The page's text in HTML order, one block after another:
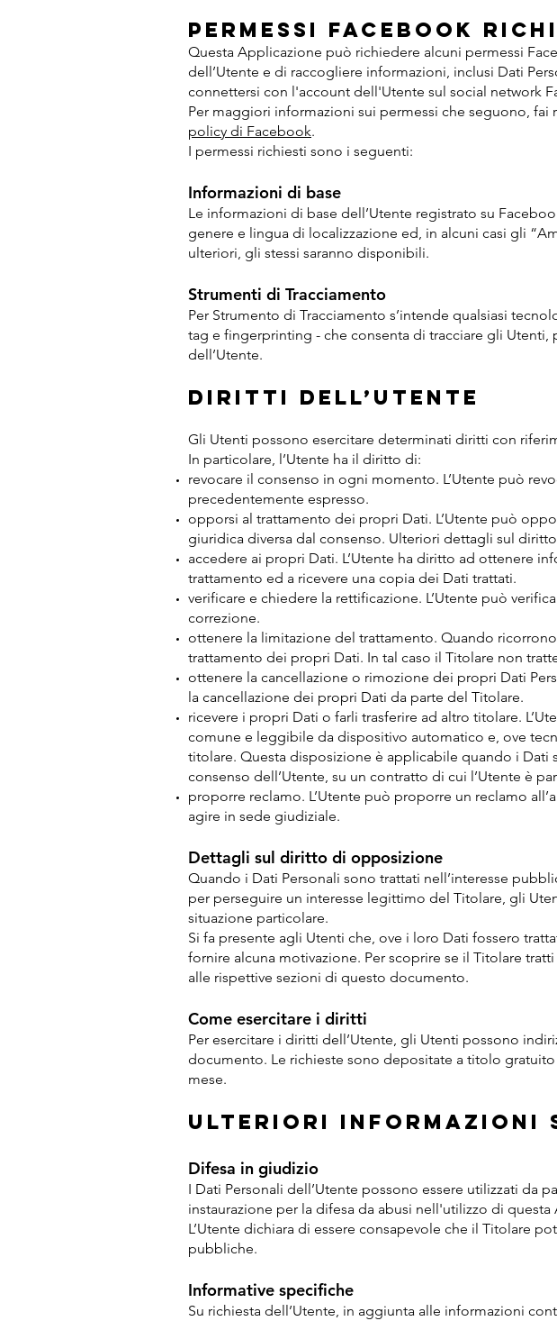
Permessi Facebook
Questa Applicazione può richiedere alcuni permessi
dell’Utente e di raccogliere informazioni, inclusi Dati
connettersi con l'account dell'Utente sul social network
Per maggiori informazioni sui permessi che seguono, fai
policy di Facebook.
I permessi richiesti sono i seguenti:
Informazioni di base
Le informazioni di base dell’Utente registrato su
genere e lingua di localizzazione ed, in alcuni casi gli
ulteriori, gli stessi saranno disponibili.
Strumenti di Tracciamento
Per Strumento di Tracciamento s’intende qualsiasi
tag e fingerprinting - che consenta di tracciare gli
dell’Utente.
Diritti dell’Utente
Gli Utenti possono esercitare determinati diritti con
In particolare, l’Utente ha il diritto di:
revocare il consenso in ogni momento. L’Utente può
precedentemente espresso.
opporsi al trattamento dei propri Dati. L’Utente può
giuridica diversa dal consenso. Ulteriori dettagli sul
accedere ai propri Dati. L’Utente ha diritto ad ottenere
trattamento ed a ricevere una copia dei Dati trattati.
verificare e chiedere la rettificazione. L’Utente può
correzione.
ottenere la limitazione del trattamento. Quando
trattamento dei propri Dati. In tal caso il Titolare non
ottenere la cancellazione o rimozione dei propri Dati
la cancellazione dei propri Dati da parte del Titolare.
ricevere i propri Dati o farli trasferire ad altro titolare.
comune e leggibile da dispositivo automatico e, ove
titolare. Questa disposizione è applicabile quando i
consenso dell’Utente, su un contratto di cui l’Utente è
proporre reclamo. L’Utente può proporre un reclamo
agire in sede giudiziale.
Dettagli sul diritto di opposizione
Quando i Dati Personali sono trattati nell’interesse
per perseguire un interesse legittimo del Titolare, gli
situazione particolare.
Si fa presente agli Utenti che, ove i loro Dati fossero
fornire alcuna motivazione. Per scoprire se il Titolare
alle rispettive sezioni di questo documento.
Come esercitare i diritti
Per esercitare i diritti dell’Utente, gli Utenti possono
documento. Le richieste sono depositate a titolo
mese.
Ulteriori informazioni
Difesa in giudizio
I Dati Personali dell’Utente possono essere utilizzati da
instaurazione per la difesa da abusi nell'utilizzo di
L’Utente dichiara di essere consapevole che il Titolare
pubbliche.
Informative specifiche
Su richiesta dell’Utente, in aggiunta alle informazioni